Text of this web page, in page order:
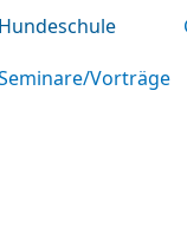
Hundeschule
Vorträge